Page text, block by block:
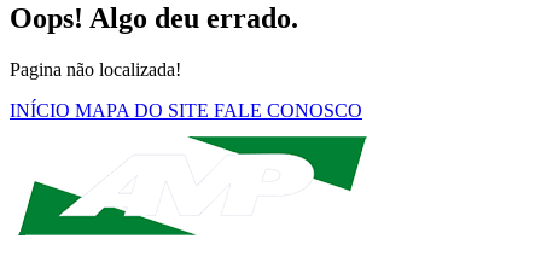
Oops! Algo deu errado.
Pagina não localizada!
INÍCIO MAPA DO SITE FALE CONOSCO